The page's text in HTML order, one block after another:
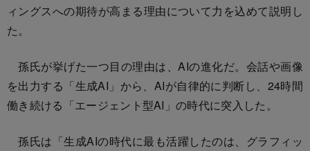
ィングスへの期待が高まる理由について力を込めて説明し
た。
孫氏が挙げた一つ目の理由は、AIの進化だ。会話や画像
を出力する「生成AI」から、AIが自律的に判断し、24時間
働き続ける「エージェント型AI」の時代に突入した。
孫氏は「生成AIの時代に最も活躍したのは、グラフィッ